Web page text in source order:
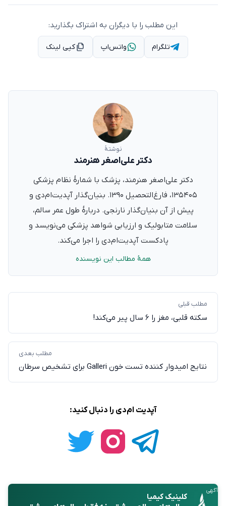
این مطلب را با دیگران به اشتراک بگذارید:
تلگرام واتس‌اپ کپی لینک
نوشتهٔ
دکتر علی‌اصغر هنرمند
دکتر علی‌اصغر هنرمند، پزشک با شمارهٔ نظام پزشکی
۱۳۵۴۰۵، فارغ‌التحصیل ۱۳۹۰. بنیان‌گذار آپدیت‌ام‌دی و
پیش از آن بنیان‌گذار نارنجی. دربارهٔ طول عمر سالم،
سلامت متابولیک و ارزیابی شواهد پزشکی می‌نویسد و
پادکست آپدیت‌ام‌دی را اجرا می‌کند.
همهٔ مطالب این نویسنده
مطلب قبلی
سکته قلبی، مغز را ۶ سال پیر می‌کند!
مطلب بعدی
نتایج امیدوار کننده تست خون Galleri برای تشخیص سرطان
آپدیت ام‌دی را دنبال کنید:
آگهی
کلینیک کیمیا